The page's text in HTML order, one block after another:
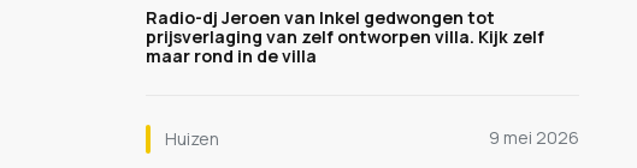
Radio-dj Jeroen van Inkel gedwongen tot
prijsverlaging van zelf ontworpen villa. Kijk zelf
maar rond in de villa
Huizen
9 mei 2026